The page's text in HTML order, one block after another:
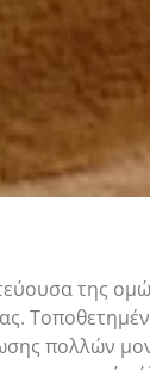
της
πολλών